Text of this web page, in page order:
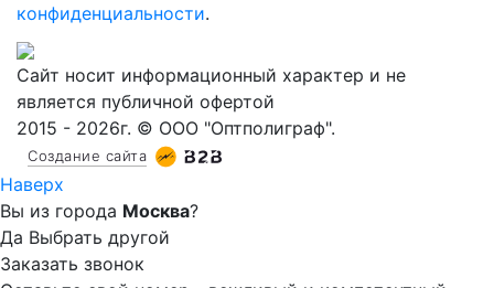
конфиденциальности.
Сайт носит информационный характер и не
является публичной офертой
2015 - 2026г. © ООО "Оптполиграф".
Создание сайта
Наверх
Вы из города Москва?
Да Выбрать другой
Заказать звонок